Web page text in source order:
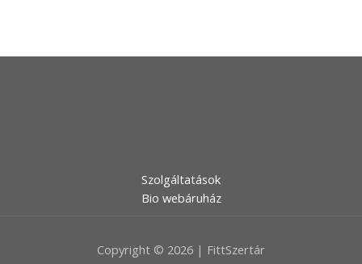
Szolgáltatások
Bio webáruház
Copyright © 2026 | FittSzertár